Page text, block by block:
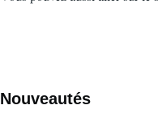
Nouveautés